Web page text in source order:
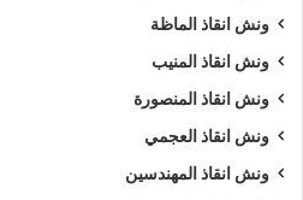
ونش انقاذ الماظة
ونش انقاذ المنيب
ونش انقاذ المنصورة
ونش انقاذ العجمي
ونش انقاذ المهندسين